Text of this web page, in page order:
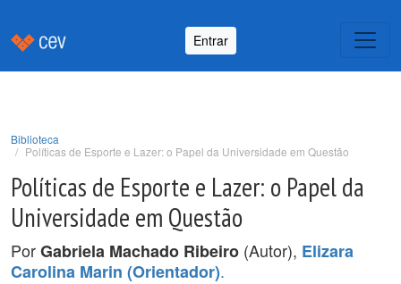
Entrar
Biblioteca
Políticas de Esporte e Lazer: o Papel da Universidade em Questão
Políticas de Esporte e Lazer: o Papel da
Universidade em Questão
PorGabriela Machado Ribeiro (Autor), Elizara
Carolina Marin (Orientador).